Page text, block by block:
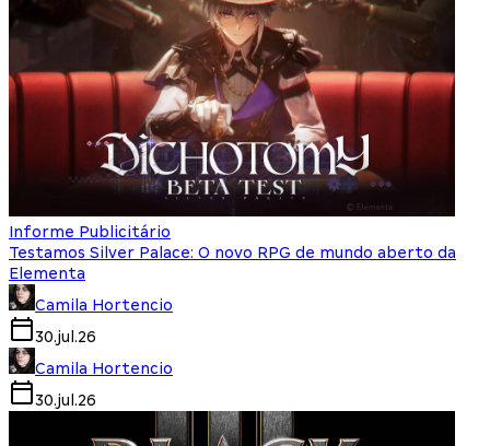
Informe Publicitário
Testamos Silver Palace: O novo RPG de mundo aberto da
Elementa
Camila Hortencio
30.jul.26
Camila Hortencio
30.jul.26